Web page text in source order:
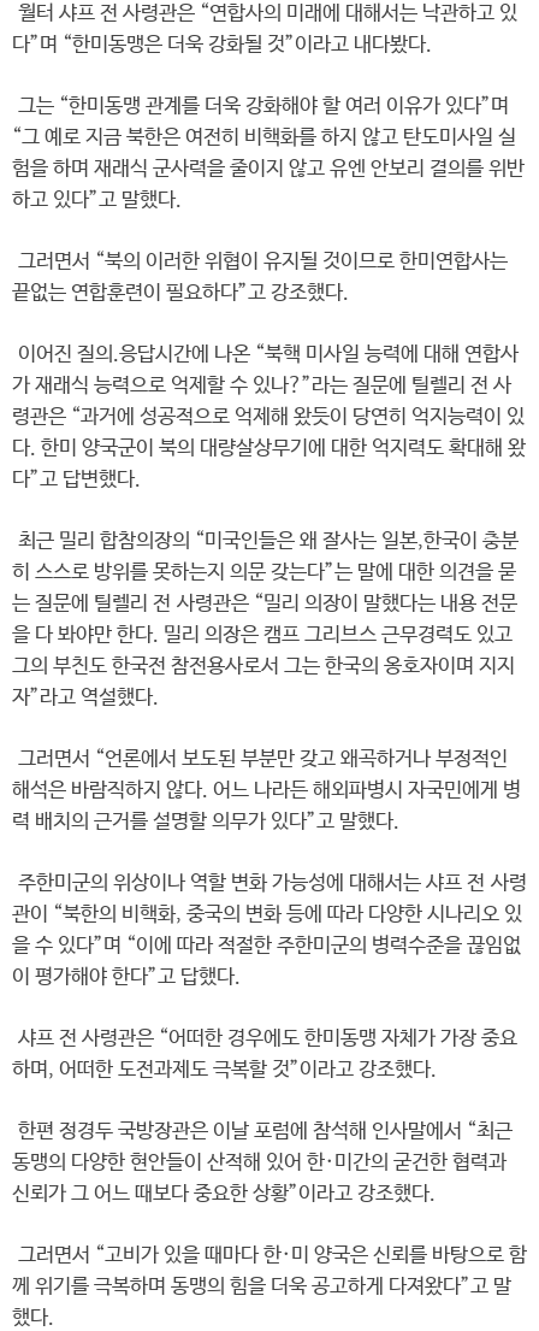
월터 샤프 전 사령관은 “연합사의 미래에 대해서는 낙관하고 있
다”며 “한미동맹은 더욱 강화될 것”이라고 내다봤다.
그는 “한미동맹 관계를 더욱 강화해야 할 여러 이유가 있다”며
“그 예로 지금 북한은 여전히 비핵화를 하지 않고 탄도미사일 실
험을 하며 재래식 군사력을 줄이지 않고 유엔 안보리 결의를 위반
하고 있다”고 말했다.
그러면서 “북의 이러한 위협이 유지될 것이므로 한미연합사는
끝없는 연합훈련이 필요하다”고 강조했다.
이어진 질의.응답시간에 나온 “북핵 미사일 능력에 대해 연합사
가 재래식 능력으로 억제할 수 있나?”라는 질문에 틸렐리 전 사
령관은 “과거에 성공적으로 억제해 왔듯이 당연히 억지능력이 있
다. 한미 양국군이 북의 대량살상무기에 대한 억지력도 확대해 왔
다”고 답변했다.
최근 밀리 합참의장의 “미국인들은 왜 잘사는 일본,한국이 충분
히 스스로 방위를 못하는지 의문 갖는다”는 말에 대한 의견을 묻
는 질문에 틸렐리 전 사령관은 “밀리 의장이 말했다는 내용 전문
을 다 봐야만 한다. 밀리 의장은 캠프 그리브스 근무경력도 있고
그의 부친도 한국전 참전용사로서 그는 한국의 옹호자이며 지지
자”라고 역설했다.
그러면서 “언론에서 보도된 부분만 갖고 왜곡하거나 부정적인
해석은 바람직하지 않다. 어느 나라든 해외파병시 자국민에게 병
력 배치의 근거를 설명할 의무가 있다”고 말했다.
주한미군의 위상이나 역할 변화 가능성에 대해서는 샤프 전 사령
관이 “북한의 비핵화, 중국의 변화 등에 따라 다양한 시나리오 있
을 수 있다”며 “이에 따라 적절한 주한미군의 병력수준을 끊임없
이 평가해야 한다”고 답했다.
샤프 전 사령관은 “어떠한 경우에도 한미동맹 자체가 가장 중요
하며, 어떠한 도전과제도 극복할 것”이라고 강조했다.
한편 정경두 국방장관은 이날 포럼에 참석해 인사말에서 “최근
동맹의 다양한 현안들이 산적해 있어 한·미간의 굳건한 협력과
신뢰가 그 어느 때보다 중요한 상황”이라고 강조했다.
그러면서 “고비가 있을 때마다 한·미 양국은 신뢰를 바탕으로 함
께 위기를 극복하며 동맹의 힘을 더욱 공고하게 다져왔다”고 말
했다.